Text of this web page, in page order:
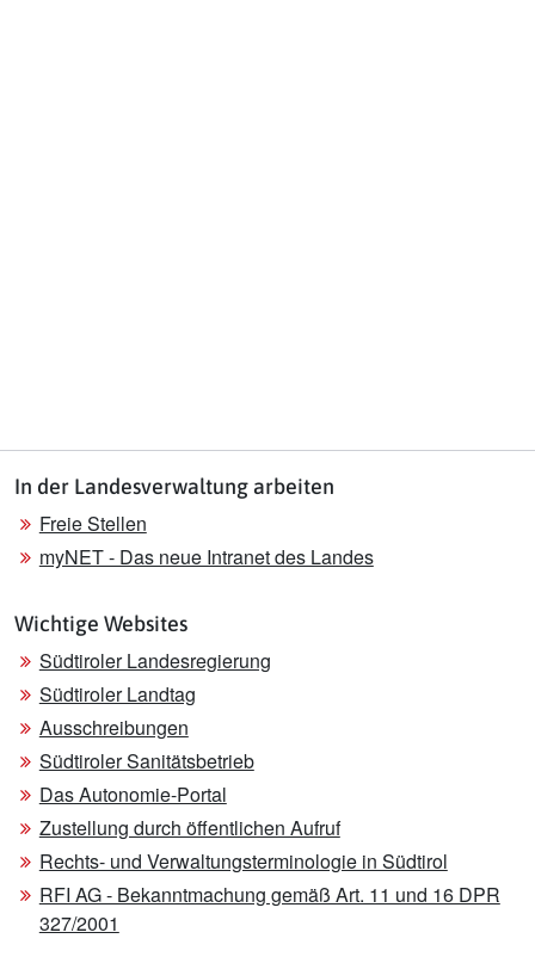
In der Landesverwaltung arbeiten
Freie Stellen
myNET - Das neue Intranet des Landes
Wichtige Websites
Südtiroler Landesregierung
Südtiroler Landtag
Ausschreibungen
Südtiroler Sanitätsbetrieb
Das Autonomie-Portal
Zustellung durch öffentlichen Aufruf
Rechts- und Verwaltungsterminologie in Südtirol
RFI AG - Bekanntmachung gemäß Art. 11 und 16 DPR
327/2001